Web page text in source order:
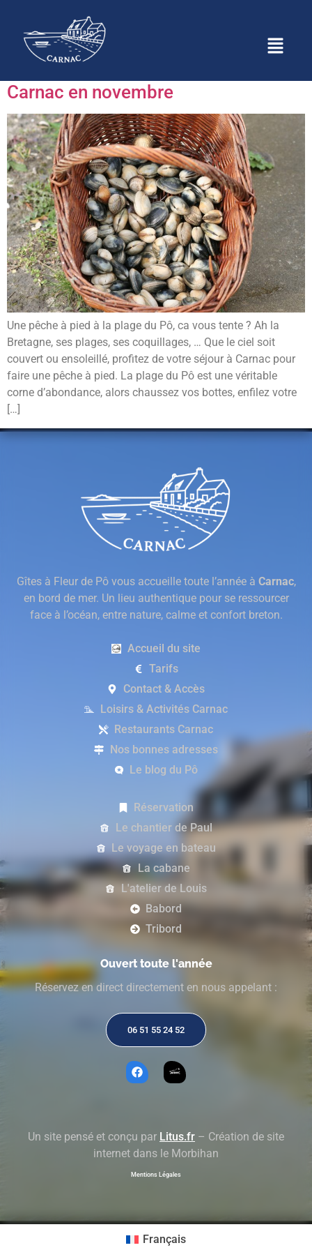
Étiquette :
Carnac en novembre
Une pêche à pied à la plage du Pô, ca vous tente ? Ah la
Bretagne, ses plages, ses coquillages, … Que le ciel soit
couvert ou ensoleillé, profitez de votre séjour à Carnac pour
faire une pêche à pied. La plage du Pô est une véritable
corne d’abondance, alors chaussez vos bottes, enfilez votre
[…]
Gîtes à Fleur de Pô vous accueille toute l’année à Carnac,
en bord de mer. Un lieu authentique pour se ressourcer
face à l’océan, entre nature, calme et confort breton.
Accueil du site
Tarifs
Contact & Accès
Loisirs & Activités Carnac
Restaurants Carnac
Nos bonnes adresses
Le blog du Pô
Réservation
Le chantier de Paul
Le voyage en bateau
La cabane
L'atelier de Louis
Babord
Tribord
Ouvert toute l'année
Réservez en direct directement en nous appelant :
06 51 55 24 52
Un site pensé et conçu par Litus.fr – Création de site
internet dans le Morbihan
Mentions Légales
Français